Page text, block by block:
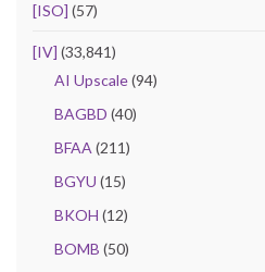
[ISO] (57)
[IV] (33,841)
AI Upscale(94)
BAGBD (40)
BFAA (211)
BGYU (15)
BKOH (12)
BOMB (50)